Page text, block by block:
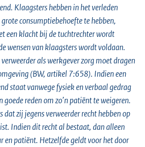
Klaagsters hebben in het verleden
consumptiebehoefte te hebben,
een klacht bij de tuchtrechter wordt
wensen van klaagsters wordt voldaan.
als werkgever zorg moet dragen
(BW, artikel 7:658). Indien een
staat vanwege fysiek en verbaal gedrag
goede reden om zo’n patiënt te weigeren.
dat zij jegens verweerder recht hebben op
Indien dit recht al bestaat, dan alleen
en patiënt. Hetzelfde geldt voor het door